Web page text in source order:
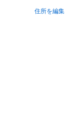
住所を編集